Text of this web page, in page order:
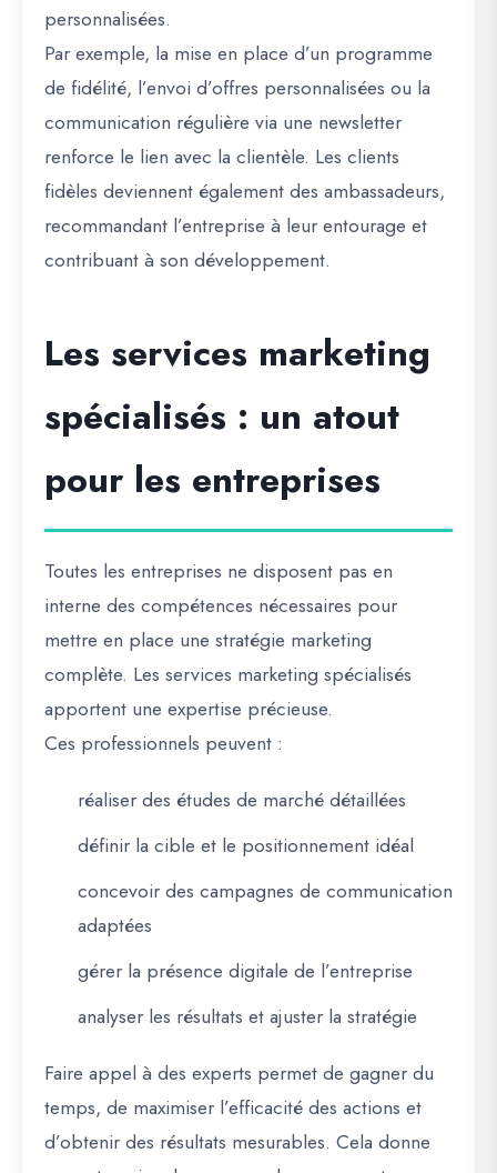
personnalisées.
Par exemple, la mise en place d’un programme
de fidélité, l’envoi d’offres personnalisées ou la
communication régulière via une newsletter
renforce le lien avec la clientèle. Les clients
fidèles deviennent également des ambassadeurs,
recommandant l’entreprise à leur entourage et
contribuant à son développement.
Les services marketing
spécialisés : un atout
pour les entreprises
Toutes les entreprises ne disposent pas en
interne des compétences nécessaires pour
mettre en place une stratégie marketing
complète. Les services marketing spécialisés
apportent une expertise précieuse.
Ces professionnels peuvent :
réaliser des études de marché détaillées
définir la cible et le positionnement idéal
concevoir des campagnes de communication
adaptées
gérer la présence digitale de l’entreprise
analyser les résultats et ajuster la stratégie
Faire appel à des experts permet de gagner du
temps, de maximiser l’efficacité des actions et
d’obtenir des résultats mesurables. Cela donne